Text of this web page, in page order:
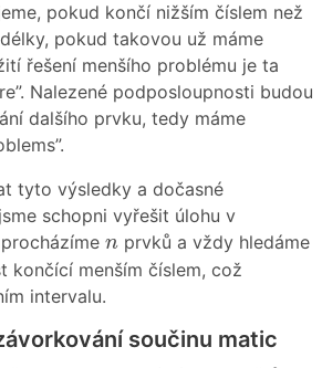
pokud končí nižším číslem než
pokud takovou už máme
řešení menšího problému je ta
Nalezené podposloupnosti budou
dalšího prvku, tedy máme
tyto výsledky a dočasné
schopni vyřešit úlohu v
n
nprvků a vždy hledáme
končící menším číslem, což
intervalu.
součinu matic